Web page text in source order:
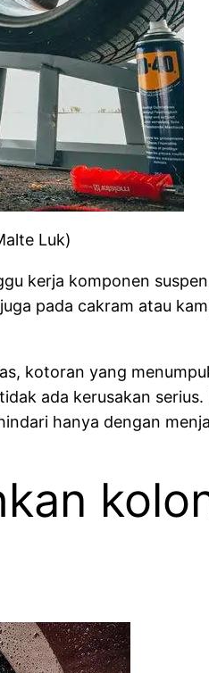
Luk)
kerja komponen
pada cakram atau
kotoran yang
ada kerusakan
hanya dengan